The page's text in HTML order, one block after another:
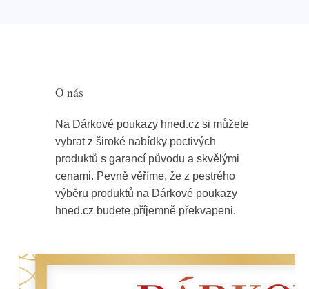
O nás
Na Dárkové poukazy hned.cz si můžete
vybrat z široké nabídky poctivých
produktů s garancí původu a skvělými
cenami. Pevně věříme, že z pestrého
výběru produktů na Dárkové poukazy
hned.cz budete příjemně překvapeni.